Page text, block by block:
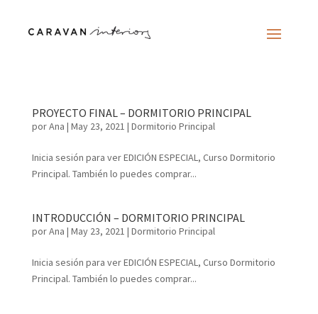
PROYECTO FINAL – DORMITORIO PRINCIPAL
porAna | May 23, 2021 | Dormitorio Principal
Inicia sesión para ver EDICIÓN ESPECIAL, Curso Dormitorio
Principal. También lo puedes comprar...
INTRODUCCIÓN – DORMITORIO PRINCIPAL
porAna | May 23, 2021 | Dormitorio Principal
Inicia sesión para ver EDICIÓN ESPECIAL, Curso Dormitorio
Principal. También lo puedes comprar...